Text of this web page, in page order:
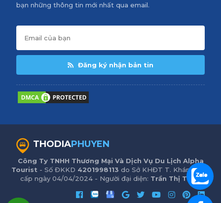
bạn những thông tin mới nhất qua email.
Đăng ký nhận bản tin
THODIAPHUYEN
Công Ty TNHH Thương Mại Và Dịch Vụ Du Lịch Alpha
Tourist - Số ĐKKD 4201998113 do Sở KHĐT T. Khánh Hòa
cấp ngày 04/04/2024 - Người đại diện: Trần Thị Trinh